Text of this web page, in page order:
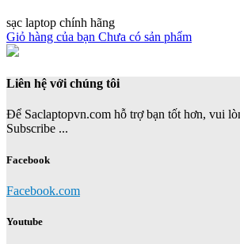
sạc laptop chính hãng
Giỏ hàng của bạn Chưa có sản phẩm
Liên hệ với chúng tôi
Để Saclaptopvn.com hỗ trợ bạn tốt hơn, vui
Subscribe ...
Facebook
Facebook.com
Youtube